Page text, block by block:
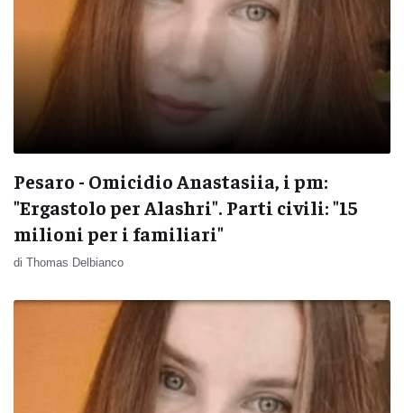
Pesaro - Omicidio Anastasiia, i pm:
"Ergastolo per Alashri". Parti civili: "15
milioni per i familiari"
di Thomas Delbianco